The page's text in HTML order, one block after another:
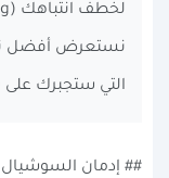
نستعرض أفضل
التي ستجبرك على
## إدمان السوشيال